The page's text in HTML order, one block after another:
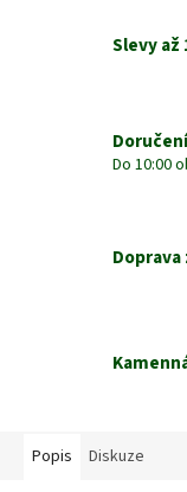
Slevy až
Do 10:00
Doprava
Popis Diskuze